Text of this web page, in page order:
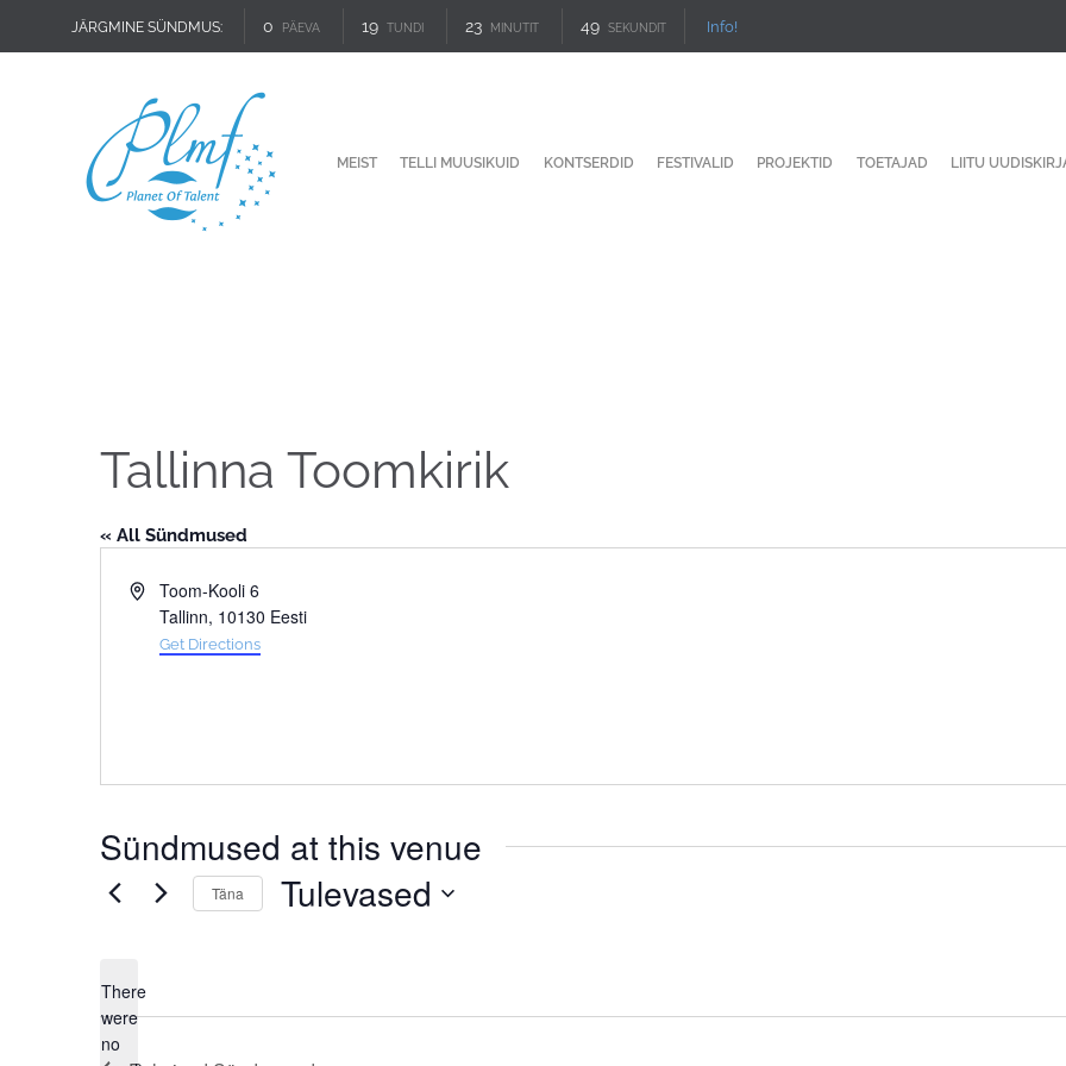
JÄRGMINE SÜNDMUS: 0 PÄEVA 19 TUNDI 23 MINUTIT 49 SEKUNDIT Info!
MEIST TELLI MUUSIKUID KONTSERDID FESTIVALID PROJEKTID TOETAJAD LIITU
Tallinna Toomkirik
« All Sündmused
AddressToom-Kooli 6
Tallinn, 10130 Eesti
Get Directions
Sündmused at this venue
Notice
There
were
no
Täna Tulevased